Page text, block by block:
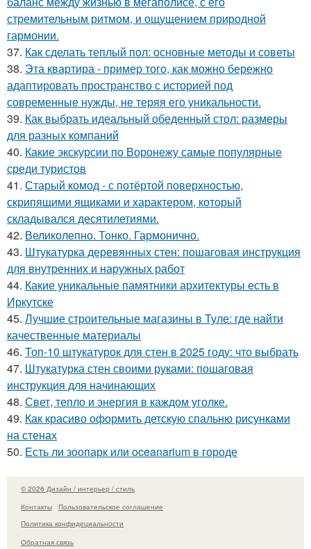
стремительным ритмом, и ощущением природной
гармонии.
37. Как сделать теплый пол: основные методы и советы
38. Эта квартира - пример того, как можно бережно
адаптировать пространство с историей под
современные нужды, не теряя его уникальности.
39. Как выбрать идеальный обеденный стол: размеры
для разных компаний
40. Какие экскурсии по Воронежу самые популярные
среди туристов
41. Старый комод - с потёртой поверхностью,
скрипящими ящиками и характером, который
складывался десятилетиями.
42. Великолепно. Тонко. Гармонично.
43. Штукатурка деревянных стен: пошаговая инструкция
для внутренних и наружных работ
44. Какие уникальные памятники архитектуры есть в
Иркутске
45. Лучшие строительные магазины в Туле: где найти
качественные материалы
46. Топ-10 штукатурок для стен в 2025 году: что выбрать
47. Штукатурка стен своими руками: пошаговая
инструкция для начинающих
48. Свет, тепло и энергия в каждом уголке.
49. Как красиво оформить детскую спальню рисунками
на стенах
50. Есть ли зоопарк или oceanarium в городе
© 2026 Дизайн / интерьер / стиль
Контакты
Пользовательское соглашение
Политика конфидециальности
Обратная связь